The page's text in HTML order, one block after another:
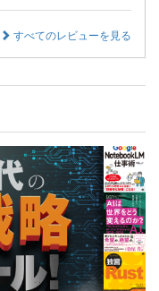
すべてのレビューを見る